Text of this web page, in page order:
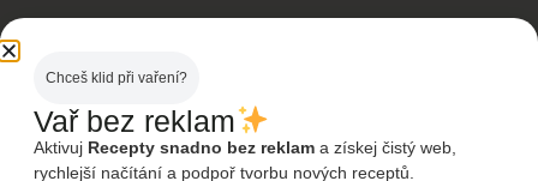
Chceš klid při vaření?
Vař bez reklam
Aktivuj Recepty snadno bez reklam a získej čistý web,
rychlejší načítání a podpoř tvorbu nových receptů.